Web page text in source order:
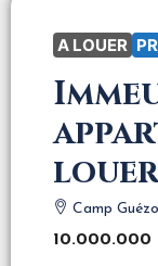
A LOUER
louer
Camp
10.000.000